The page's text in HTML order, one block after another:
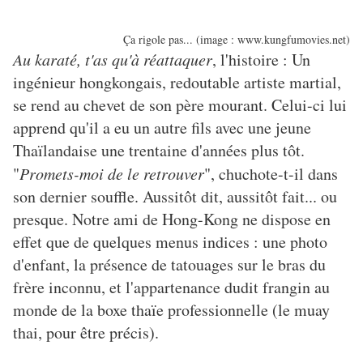
Ça rigole pas... (image : www.kungfumovies.net)
Au karaté, t'as qu'à réattaquer, l'histoire : Un
ingénieur hongkongais, redoutable artiste martial,
se rend au chevet de son père mourant. Celui-ci lui
apprend qu'il a eu un autre fils avec une jeune
Thaïlandaise une trentaine d'années plus tôt.
"Promets-moi de le retrouver", chuchote-t-il dans
son dernier souffle. Aussitôt dit, aussitôt fait... ou
presque. Notre ami de Hong-Kong ne dispose en
effet que de quelques menus indices : une photo
d'enfant, la présence de tatouages sur le bras du
frère inconnu, et l'appartenance dudit frangin au
monde de la boxe thaïe professionnelle (le muay
thai, pour être précis).